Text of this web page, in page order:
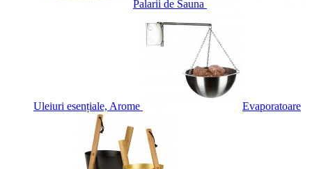
Palarii de Sauna
Uleiuri esențiale, Arome Evaporatoare